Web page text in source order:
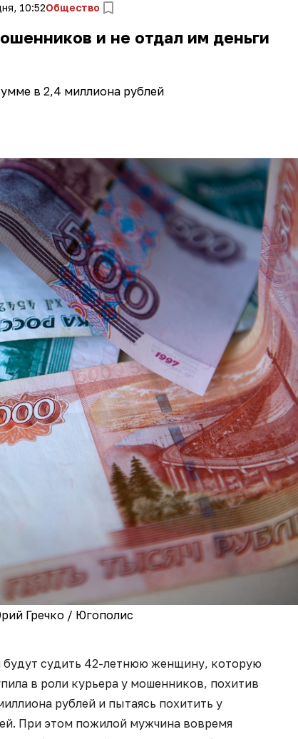
10:52Общество
и не отдал им деньги
в 2,4 миллиона рублей
Гречко / Югополис
будут судить 42-летнюю женщину, которую
в роли курьера у мошенников, похитив
рублей и пытаясь похитить у
При этом пожилой мужчина вовремя